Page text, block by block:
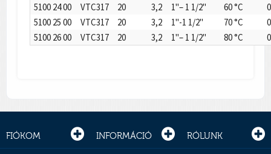
5100 24 00
VTC317 20 3,2 1"– 1 1/2" 60 °C
5100 25 00
VTC317 20 3,2 1"-1 1/2" 70 °C
5100 26 00
VTC317 20 3,2 1"– 1 1/2" 80 °C
FIÓKOM INFORMÁCIÓ RÓLUNK